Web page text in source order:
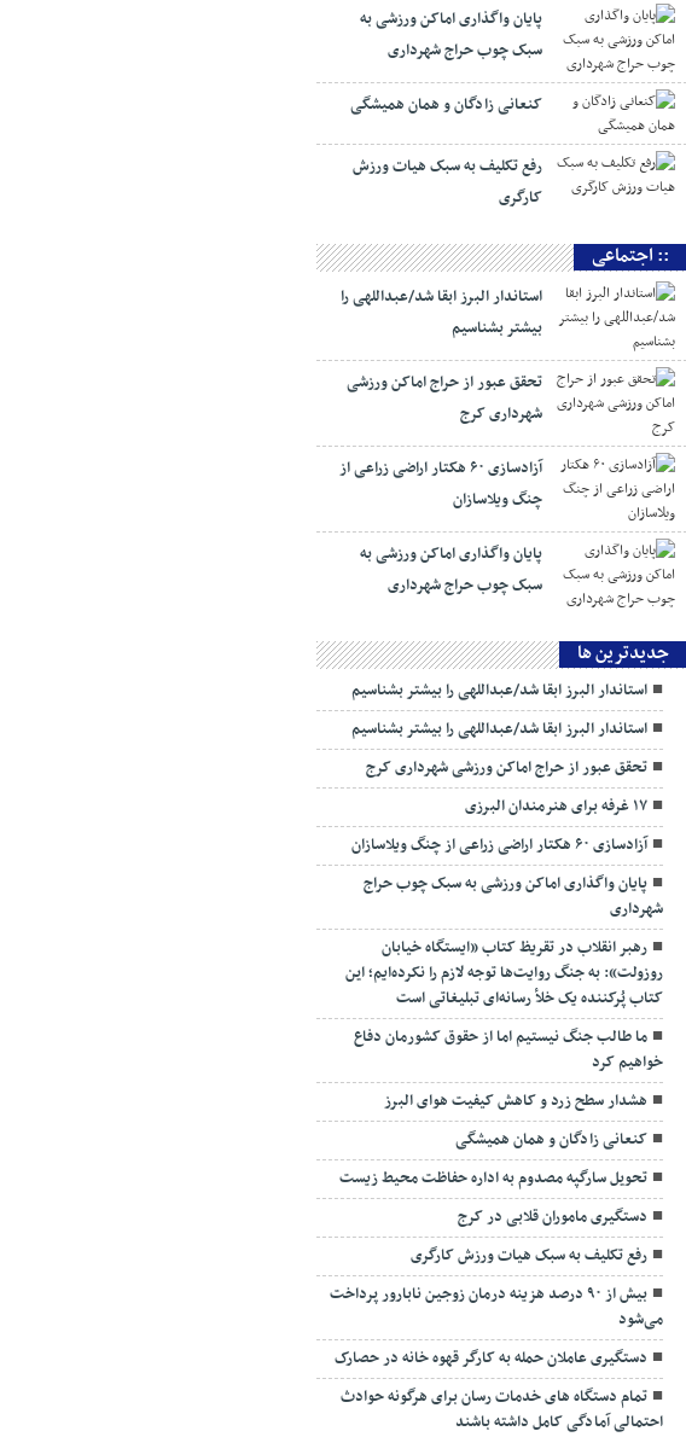
پایان واگذاری اماکن ورزشی به
سبک چوب حراج شهرداری
کنعانی زادگان و همان همیشگی
رفع تکلیف به سبک هیات ورزش
کارگری
:: اجتماعی
استاندار البرز ابقا شد/عبداللهی را
بیشتر بشناسیم
تحقق عبور از حراج اماکن ورزشی
شهرداری کرج
آزادسازی ۶۰ هکتار اراضی زراعی از
چنگ ویلاسازان
پایان واگذاری اماکن ورزشی به
سبک چوب حراج شهرداری
جديدترين ها
استاندار البرز ابقا شد/عبداللهی را بیشتر بشناسیم
استاندار البرز ابقا شد/عبداللهی را بیشتر بشناسیم
تحقق عبور از حراج اماکن ورزشی شهرداری کرج
۱۷ غرفه برای هنرمندان البرزی
آزادسازی ۶۰ هکتار اراضی زراعی از چنگ ویلاسازان
پایان واگذاری اماکن ورزشی به سبک چوب حراج
شهرداری
رهبر انقلاب در تقریظ کتاب «ایستگاه خیابان
روزولت»: به جنگ روایت‌ها توجه لازم را نکرده‌ایم؛ این
کتاب پُرکننده‌ یک خلأ رسانه‌ای تبلیغاتی است
ما طالب جنگ نیستیم اما از حقوق کشورمان دفاع
خواهیم کرد
هشدار سطح زرد و کاهش کیفیت هوای البرز
کنعانی زادگان و همان همیشگی
تحویل سارگپه مصدوم به اداره حفاظت محیط زیست
دستگیری ماموران قلابی در کرج
رفع تکلیف به سبک هیات ورزش کارگری
بیش از ۹۰ درصد هزینه درمان زوجین نابارور پرداخت
می‌شود
دستگیری عاملان حمله به کارگر قهوه خانه در حصارک
تمام دستگاه های خدمات رسان برای هرگونه حوادث
احتمالی آمادگی کامل داشته باشند